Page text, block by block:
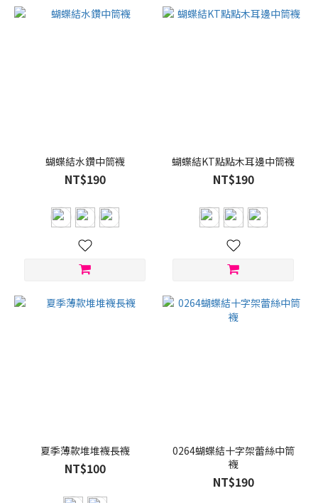
蝴蝶結水鑽中筒襪
NT$190
蝴蝶結KT點點木耳邊中筒襪
NT$190
夏季薄款堆堆襪長襪
NT$100
0264蝴蝶結十字架蕾絲中筒
襪
NT$190